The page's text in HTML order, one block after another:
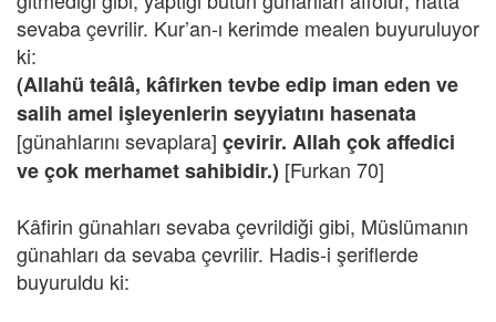
sevaba çevrilir. Kur’an-ı kerimde mealen buyuruluyor
ki:
(Allahü teâlâ, kâfirken tevbe edip iman eden ve
salih amel işleyenlerin seyyiatını hasenata
[günahlarını sevaplara] çevirir. Allah çok affedici
ve çok merhamet sahibidir.) [Furkan 70]
Kâfirin günahları sevaba çevrildiği gibi, Müslümanın
günahları da sevaba çevrilir. Hadis-i şeriflerde
buyuruldu ki: